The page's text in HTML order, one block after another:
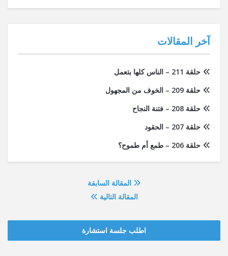
آخر المقالات
حلقة 211 – الناس كلها بتعمل
حلقة 209 – الخوف من المجهول
حلقة 208 – فتنة النجاح
حلقة 207 – الحقود
حلقة 206 – طمع أم طموح؟
المقالة السابقة
المقالة التالية
اطلب جلسة استشارة